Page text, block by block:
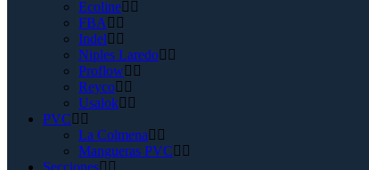
Ecoline
FBA
Indel
Niples Laredo
Proflow
Reyco
Usalok
PVC
La Colmena
Mangueras PVC
Secciones